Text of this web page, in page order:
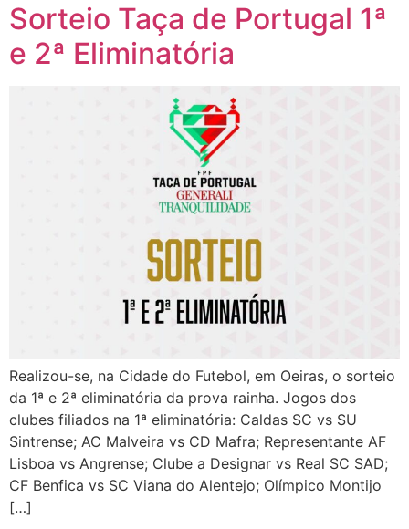
Sorteio Taça de Portugal 1ª
e 2ª Eliminatória
Realizou-se, na Cidade do Futebol, em Oeiras, o sorteio
da 1ª e 2ª eliminatória da prova rainha. Jogos dos
clubes filiados na 1ª eliminatória: Caldas SC vs SU
Sintrense; AC Malveira vs CD Mafra; Representante AF
Lisboa vs Angrense; Clube a Designar vs Real SC SAD;
CF Benfica vs SC Viana do Alentejo; Olímpico Montijo
[…]